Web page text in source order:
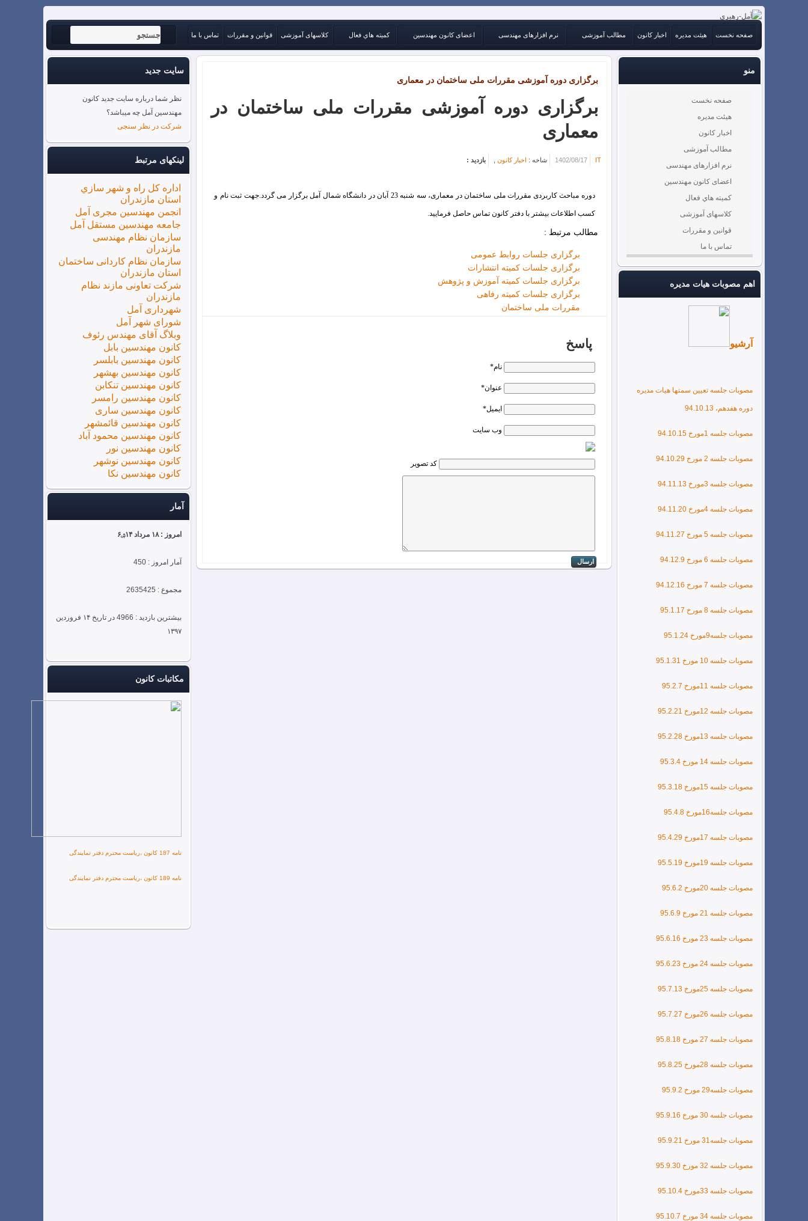
صفحه نخست هیئت مدیره اخبار کانون مطالب آموزشی نرم افزارهای مهندسی اعضای کانون مهندسین كميته هاي فعال کلاسهای آموزشی قوانین و مقررات تماس با ما
منو
صفحه نخست
هیئت مدیره
اخبار کانون
مطالب آموزشی
نرم افزارهای مهندسی
اعضای کانون مهندسین
كميته هاي فعال
کلاسهای آموزشی
قوانین و مقررات
تماس با ما
اهم مصوبات هیات مدیره
آرشیو
مصوبات جلسه تعیین سمتها هیات مدیره
دوره هفدهم، 94.10.13
مصوبات جلسه 1مورخ 94.10.15
مصوبات جلسه 2 مورخ 94.10.29
مصوبات جلسه 3مورخ 94.11.13
مصوبات جلسه 4مورخ 94.11.20
مصوبات جلسه 5 مورخ 94.11.27
مصوبات جلسه 6 مورخ 94.12.9
مصوبات جلسه 7 مورخ 94.12.16
مصوبات جلسه 8 مورخ 95.1.17
مصوبات جلسه9مورخ 95.1.24
مصوبات جلسه 10 مورخ 95.1.31
مصوبات جلسه 11مورخ 95.2.7
مصوبات جلسه 12مورخ 95.2.21
مصوبات جلسه 13مورخ 95.2.28
مصوبات جلسه 14 مورخ 95.3.4
مصوبات جلسه 15مورخ 95.3.18
مصوبات جلسه16مورخ 95.4.8
مصوبات جلسه 17مورخ 95.4.29
مصوبات جلسه 19مورخ 95.5.19
مصوبات جلسه 20مورخ 95.6.2
مصوبات جلسه 21 مورخ 95.6.9
مصوبات جلسه 23 مورخ 95.6.16
مصوبات جلسه 24 مورخ 95.6.23
مصوبات جلسه 25مورخ 95.7.13
مصوبات جلسه 26مورخ 95.7.27
مصوبات جلسه 27 مورخ 95.8.18
مصوبات جلسه 28مورخ 95.8.25
مصوبات جلسه29 مورخ 95.9.2
مصوبات جلسه 30 مورخ 95.9.16
مصوبات جلسه31 مورخ 95.9.21
مصوبات جلسه 32 مورخ 95.9.30
مصوبات جلسه 33مورخ 95.10.4
مصوبات جلسه 34 مورخ 95.10.7
برگزاری دوره آموزشی مقررات ملی ساختمان در معماری
برگزاری دوره آموزشی مقررات ملی ساختمان در
معماری
IT
1402/08/17 شاخه : اخبار کانون بازدید :
دوره مباحث کاربردی مقررات ملی ساختمان در معماری، سه شنبه 23 آبان در دانشگاه شمال آمل برگزار می گردد.جهت ثبت نام و
کسب اطلاعات بیشتر با دفتر کانون تماس حاصل فرمایید.
مطالب مرتبط :
برگزاری جلسات روابط عمومی
برگزاری جلسات کمیته انتشارات
برگزاری جلسات کمیته آموزش و پژوهش
برگزاری جلسات کمیته رفاهی
مقررات ملی ساختمان
پاسخ
نام*
عنوان*
ایمیل*
وب سایت
کد تصویر
سایت جدید
نظر شما درباره سایت جدید کانون
مهندسین آمل چه میباشد؟
شرکت در نظر سنجی
لینکهای مرتبط
اداره كل راه و شهر سازي
استان مازندران
انجمن مهندسین مجری آمل
جامعه مهندسین مستقل آمل
سازمان نظام مهندسی
مازندران
سازمان نظام کاردانی ساختمان
استان مازندران
شرکت تعاونی مازند نظام
مازندران
شهرداری آمل
شورای شهر آمل
وبلاگ آقای مهندس رئوف
کانون مهندسین بابل
کانون مهندسین بابلسر
کانون مهندسین بهشهر
کانون مهندسین تنکابن
کانون مهندسین رامسر
کانون مهندسین ساری
کانون مهندسین قائمشهر
کانون مهندسین محمود آباد
کانون مهندسین نور
کانون مهندسین نوشهر
کانون مهندسین نکا
آمار
امروز : ۱۸ مرداد ۱۴ۺ۶
آمار امروز : 450
مجموع : 2635425
بیشترین بازدید : 4966 در تاریخ ۱۴ فروردین
۱۳۹۷
مکاتبات کانون
نامه 187 کانون ،ریاست محترم دفتر نمایندگی
نامه 189 کانون ،ریاست محترم دفتر نمایندگی